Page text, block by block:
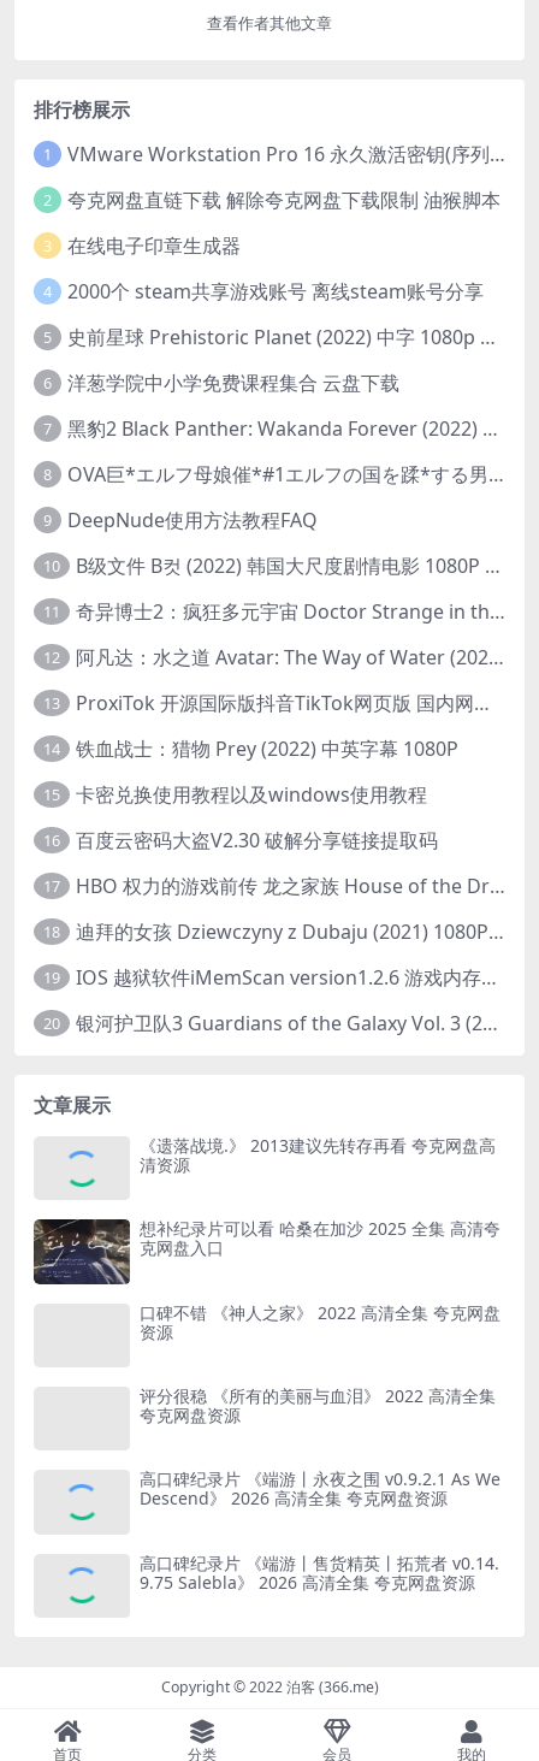
查看作者其他文章
排行榜展示
1 VMware Workstation Pro 16 永久激活密钥(序列号)
2 夸克网盘直链下载 解除夸克网盘下载限制 油猴脚本
3 在线电子印章生成器
4 2000个 steam共享游戏账号 离线steam账号分享
5 史前星球 Prehistoric Planet (2022) 中字 1080p 高清 阿里云盘 2022.5.27已更新全集
6 洋葱学院中小学免费课程集合 云盘下载
7 黑豹2 Black Panther: Wakanda Forever (2022) 高清版
8 OVA巨*エルフ母娘催*#1エルフの国を蹂*する男。汚された女王と姫
9 DeepNude使用方法教程FAQ
10 B级文件 B컷 (2022) 韩国大尺度剧情电影 1080P 中字
11 奇异博士2：疯狂多元宇宙 Doctor Strange in the Multiverse of Madness (2022) 高清版1080p
12 阿凡达：水之道 Avatar: The Way of Water (2022) 1080p 2k 4k 中文字幕
13 ProxiTok 开源国际版抖音TikTok网页版 国内网络直连
14 铁血战士：猎物 Prey (2022) 中英字幕 1080P
15 卡密兑换使用教程以及windows使用教程
16 百度云密码大盗V2.30 破解分享链接提取码
17 HBO 权力的游戏前传 龙之家族 House of the Dragon (2022) 中字 1080P 更新4集
18 迪拜的女孩 Dziewczyny z Dubaju (2021) 1080P 中字
19 IOS 越狱软件iMemScan version1.2.6 游戏内存修改器
20 银河护卫队3 Guardians of the Galaxy Vol. 3 (2023)4K高清资源1080p只分享精品
文章展示
《遗落战境.》 2013建议先转存再看 夸克网盘高
清资源
想补纪录片可以看 哈桑在加沙 2025 全集 高清夸
克网盘入口
口碑不错 《神人之家》 2022 高清全集 夸克网盘
资源
评分很稳 《所有的美丽与血泪》 2022 高清全集
夸克网盘资源
高口碑纪录片 《端游丨永夜之围 v0.9.2.1 As We
Descend》 2026 高清全集 夸克网盘资源
高口碑纪录片 《端游丨售货精英丨拓荒者 v0.14.
9.75 Salebla》 2026 高清全集 夸克网盘资源
Copyright © 2022 泊客 (366.me)
首页 分类 会员 我的